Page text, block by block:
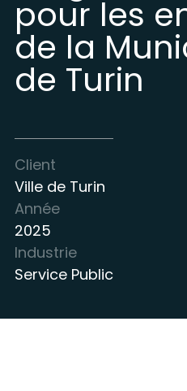
pour les
de la
de Turin
Client
Ville de Turin
Année
2025
Industrie
Service Public